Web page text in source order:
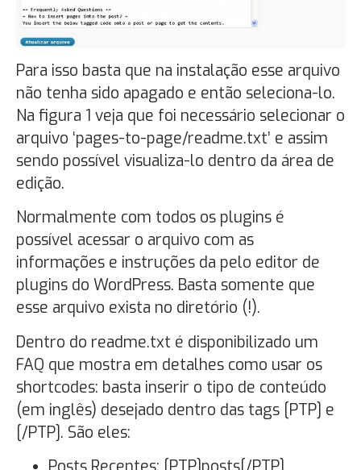
Para isso basta que na instalação esse arquivo
não tenha sido apagado e então seleciona-lo.
Na figura 1 veja que foi necessário selecionar o
arquivo ‘pages-to-page/readme.txt’ e assim
sendo possível visualiza-lo dentro da área de
edição.
Normalmente com todos os plugins é
possível acessar o arquivo com as
informações e instruções da pelo editor de
plugins do WordPress. Basta somente que
esse arquivo exista no diretório (!).
Dentro do readme.txt é disponibilizado um
FAQ que mostra em detalhes como usar os
shortcodes: basta inserir o tipo de conteúdo
(em inglês) desejado dentro das tags [PTP] e
[/PTP]. São eles: